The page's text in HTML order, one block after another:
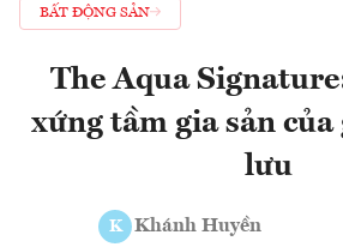
BẤT ĐỘNG SẢN
The Aqua
xứng tầm gia sản
lưu
K Khánh Huyền